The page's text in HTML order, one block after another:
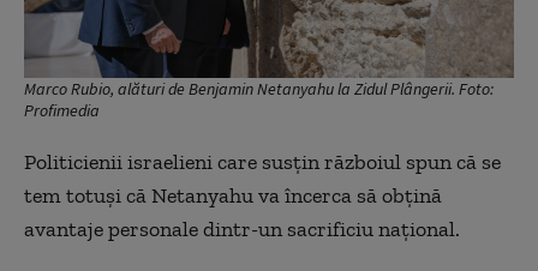
Marco Rubio, alături de Benjamin Netanyahu la Zidul Plângerii. Foto:
Profimedia
Politicienii israelieni care susțin războiul spun că se
tem totuși că Netanyahu va încerca să obțină
avantaje personale dintr-un sacrificiu național.